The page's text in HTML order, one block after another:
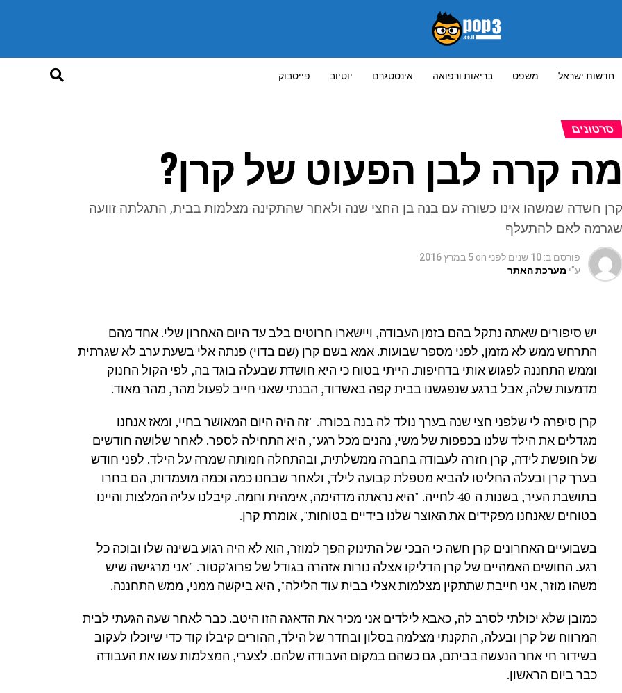
חדשות ישראל משפט בריאות ורפואה אינסטגרם יוטיוב פייסבוק
סרטונים
מה קרה לבן הפעוט של קרן?
קרן חשדה שמשהו אינו כשורה עם בנה בן החצי שנה ולאחר שהתקינה מצלמות בבית, התגלתה זוועה
שגרמה לאם להתעלף
פורסם ב: 10 שנים לפני on 5 במרץ 2016
ע"י מערכת האתר
יש סיפורים שאתה נתקל בהם בזמן העבודה, ויישארו חרוטים בלב עד היום האחרון שלי. אחד מהם
התרחש ממש לא מזמן, לפני מספר שבועות. אמא בשם קרן (שם בדוי) פנתה אלי בשעת ערב לא שגרתית
וממש התחננה לפגוש אותי בדחיפות. הייתי בטוח כי היא חושדת שבעלה בוגד בה, לפי הקול החנוק
מדמעות שלה, אבל ברגע שנפגשנו בבית קפה באשדוד, הבנתי שאני חייב לפעול מהר, מהר מאוד.
קרן סיפרה לי שלפני חצי שנה בערך נולד לה בנה בכורה. "זה היה היום המאושר בחיי, ומאז אנחנו
מגדלים את הילד שלנו בכפפות של משי, נהנים מכל רגע", היא התחילה לספר. לאחר שלושה חודשים
של חופשת לידה, קרן חזרה לעבודה בחברה ממשלתית, ובהתחלה חמותה שמרה על הילד. לפני חודש
בערך קרן ובעלה החליטו להביא מטפלת קבועה לילד, ולאחר שבחנו כמה וכמה מועמדות, הם בחרו
בתושבת העיר, בשנות ה-40 לחייה. "היא נראתה מדהימה, אימהית וחמה. קיבלנו עליה המלצות והיינו
בטוחים שאנחנו מפקידים את האוצר שלנו בידיים בטוחות", אומרת קרן.
בשבועיים האחרונים קרן חשה כי הבכי של התינוק הפך למוזר, הוא לא היה רגוע בשינה שלו ובוכה כל
רגע. החושים האמהיים של קרן הדליקו אצלה נורות אזהרה בגודל של פרוג'קטור. "אני מרגישה שיש
משהו מוזר, אני חייבת שתתקין מצלמות אצלי בבית עוד הלילה", היא ביקשה ממני, ממש התחננה.
כמובן שלא יכולתי לסרב לה, כאבא לילדים אני מכיר את הדאגה הזו היטב. כבר לאחר שעה הגעתי לבית
המרווח של קרן ובעלה, התקנתי מצלמה בסלון ובחדר של הילד, ההורים קיבלו קוד כדי שיוכלו לעקוב
בשידור חי אחר הנעשה בביתם, גם כשהם במקום העבודה שלהם. לצערי, המצלמות עשו את העבודה
כבר ביום הראשון.